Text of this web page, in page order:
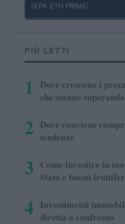
(KPK ETH PRIME)
PIÙ LETTI
1
Dove crescono i
che stanno
2 Dove conviene
tendenze
3 Come investire in
Stato e buoni
4 Investimenti
diretta a confronto